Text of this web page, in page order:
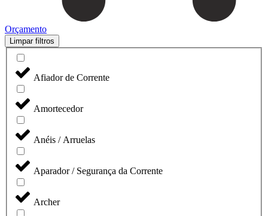
Orçamento
Limpar filtros
Afiador de Corrente
Amortecedor
Anéis / Arruelas
Aparador / Segurança da Corrente
Archer